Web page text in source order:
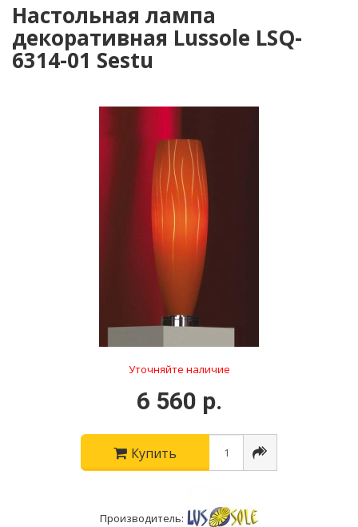
Настольная лампа
декоративная Lussole LSQ-
6314-01 Sestu
Уточняйте наличие
6 560 р.
Купить
Производитель: